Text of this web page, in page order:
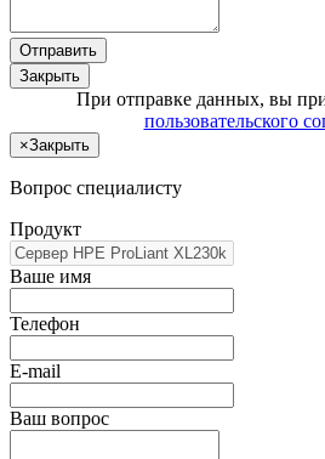
Отправить
Закрыть
При отправке данных, вы
пользовательского
×Закрыть
Вопрос специалисту
Продукт
Ваше имя
Телефон
E-mail
Ваш вопрос